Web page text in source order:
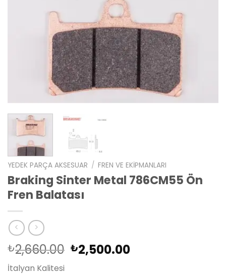
YEDEK PARÇA AKSESUAR / FREN VE EKIPMANLARI
Braking Sinter Metal 786CM55 Ön
Fren Balatası
₺2,660.00 Orijinal
₺2,500.00Şu
İtalyan Kalitesi